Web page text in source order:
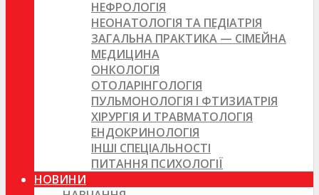
НЕФРОЛОГІЯ
НЕОНАТОЛОГІЯ ТА ПЕДІАТРІЯ
ЗАГАЛЬНА ПРАКТИКА — СІМЕЙНА
МЕДИЦИНА
ОНКОЛОГІЯ
ОТОЛАРІНГОЛОГІЯ
ПУЛЬМОНОЛОГІЯ І ФТИЗИАТРІЯ
ХІРУРГІЯ И ТРАВМАТОЛОГІЯ
ЕНДОКРИНОЛОГІЯ
ІНШІ СПЕЦІАЛЬНОСТІ
ПИТАННЯ ПСИХОЛОГІЇ
НОВИНИ